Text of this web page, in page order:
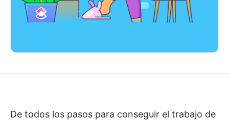
De todos los pasos para conseguir el trabajo de